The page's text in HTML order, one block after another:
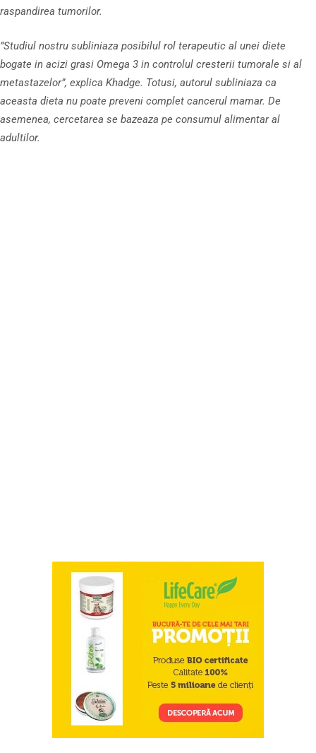
raspandirea tumorilor.
”Studiul nostru subliniaza posibilul rol terapeutic al unei diete
bogate in acizi grasi Omega 3 in controlul cresterii tumorale si al
metastazelor”, explica Khadge. Totusi, autorul subliniaza ca
aceasta dieta nu poate preveni complet cancerul mamar. De
asemenea, cercetarea se bazeaza pe consumul alimentar al
adultilor.